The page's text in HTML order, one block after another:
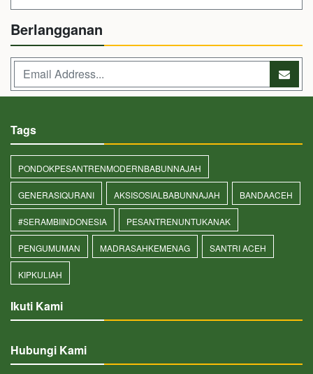
Berlangganan
Tags
PONDOKPESANTRENMODERNBABUNNAJAH
GENERASIQURANI AKSISOSIALBABUNNAJAH BANDAACEH
#SERAMBIINDONESIA PESANTRENUNTUKANAK
PENGUMUMAN MADRASAHKEMENAG SANTRI ACEH
KIPKULIAH
Ikuti Kami
Hubungi Kami